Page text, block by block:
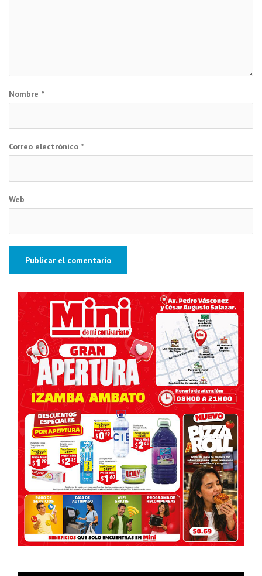
Nombre *
Correo electrónico *
Web